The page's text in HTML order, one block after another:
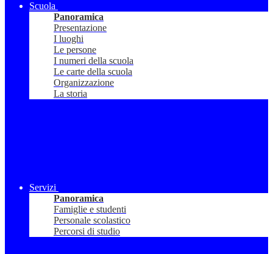
Scuola
Panoramica
Presentazione
I luoghi
Le persone
I numeri della scuola
Le carte della scuola
Organizzazione
La storia
Servizi
Panoramica
Famiglie e studenti
Personale scolastico
Percorsi di studio